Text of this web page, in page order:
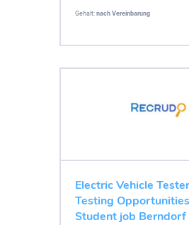
Gehalt: nach Vereinbarung
Electric Vehicle
Testing
Student job Berndorf